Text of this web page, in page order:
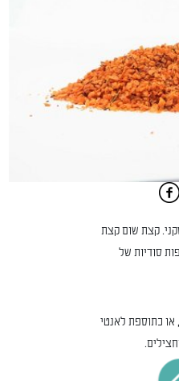
קצת שום קצת
סודיות של
כתוספת לאנטי